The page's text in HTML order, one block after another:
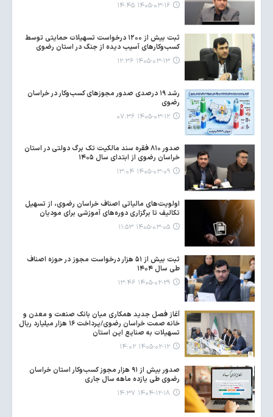
۱۴۰۵-۰۳-۱۶ ۱۴:۴۵
ثبت بیش از ۱۲۰۰ درخواست تسهیلات حمایتی توسط
کسب‌وکارهای آسیب دیده از جنگ در استان رضوی
۱۴۰۵-۰۳-۱۳ ۱۲:۳۶
رشد ۱۹ درصدی صدور مجوزهای کسب‌وکار در خراسان
رضوی
۱۴۰۵-۰۳-۱۲ ۰۷:۳۶
صدور ۸۱۰ فقره سند مالکیت تک برگ دولتی در استان
خراسان رضوی از ابتدای سال ۱۴۰۵
۱۴۰۵-۰۳-۰۹ ۱۳:۰۴
اولویت‌های مالیاتی اصناف خراسان رضوی، از تسهیل
تکالیف تا برگزاری دوره‌های آموزشی برای مودیان
۱۴۰۵-۰۳-۰۵ ۱۱:۵۳
ثبت بیش از ۵۱ هزار درخواست مجوز در حوزه اصناف
طی سال ۱۴۰۴
۱۴۰۵-۰۲-۲۹ ۱۳:۴۶
آغاز فصل جدید همکاری میان بانک صنعت و معدن و
خانه صمت خراسان رضوی/پرداخت ۱۶ هزار میلیارد ریال
تسهیلات به صنایع این استان
۱۴۰۵-۰۲-۱۲ ۱۴:۰۲
صدور بیش از ۹۱ هزار مجوز کسب‌وکار استان خراسان
رضوی طی یازده ماهه سال جاری
۱۴۰۴-۱۲-۱۸ ۱۴:۳۷